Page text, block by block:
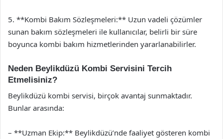
5. **Kombi Bakım Sözleşmeleri:** Uzun vadeli çözümler
sunan bakım sözleşmeleri ile kullanıcılar, belirli bir süre
boyunca kombi bakım hizmetlerinden yararlanabilirler.
Neden Beylikdüzü Kombi Servisini Tercih
Etmelisiniz?
Beylikdüzü kombi servisi, birçok avantaj sunmaktadır.
Bunlar arasında:
– **Uzman Ekip:** Beylikdüzü’nde faaliyet gösteren kombi